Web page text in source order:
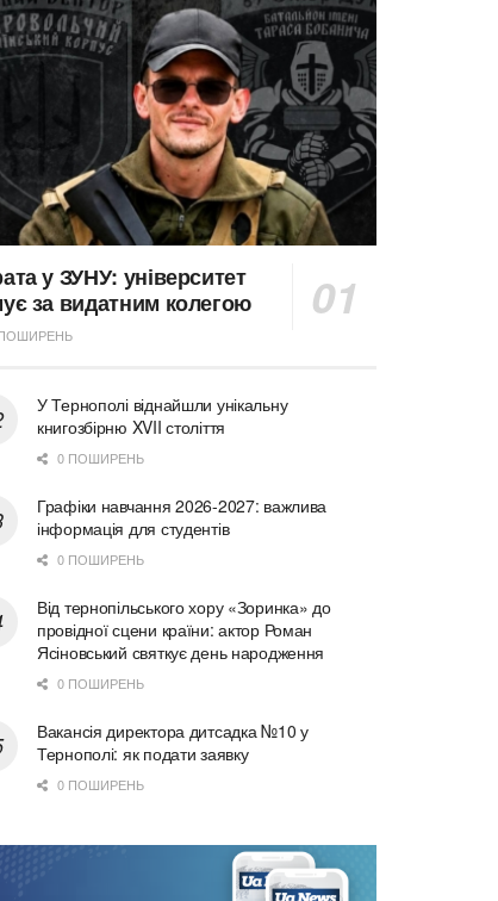
у ЗУНУ: університет
за видатним колегою
У Тернополі віднайшли унікальну
книгозбірню XVII століття
0 ПОШИРЕНЬ
Графіки навчання 2026-2027: важлива
інформація для студентів
0 ПОШИРЕНЬ
Від тернопільського хору «Зоринка» до
провідної сцени країни: актор Роман
Ясіновський святкує день народження
0 ПОШИРЕНЬ
Вакансія директора дитсадка №10 у
Тернополі: як подати заявку
0 ПОШИРЕНЬ